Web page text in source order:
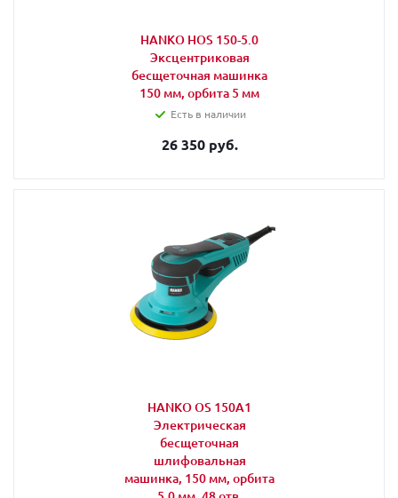
HANKO HOS 150-5.0
Эксцентриковая
бесщеточная машинка
150 мм, орбита 5 мм
Есть в наличии
26 350 руб.
HANKO OS 150A1
Электрическая
бесщеточная
шлифовальная
машинка, 150 мм, орбита